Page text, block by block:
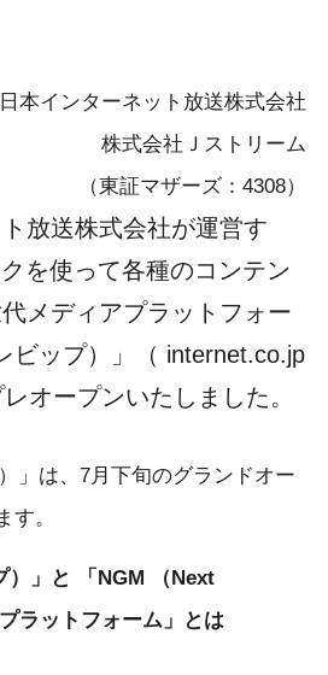
日本インターネット放送株式会社
株式会社Ｊストリーム
（東証マザーズ：4308）
放送株式会社が運営す
を使って各種のコンテン
メディアプラットフォー
ビップ）」（ internet.co.jp
オープンいたしました。
」は、7月下旬のグランドオー
す。
）」と 「NGM （Next
ラットフォーム」とは